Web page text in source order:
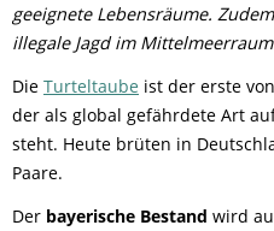
geeignete Lebensräume.
illegale Jagd im
Die Turteltaube ist der erste
der als global gefährdete Art
steht. Heute brüten in
Paare.
Der bayerische Bestand wird